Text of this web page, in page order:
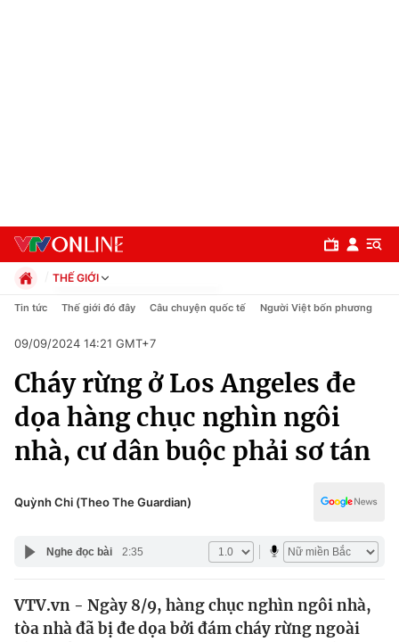
Chuyên mục
Chính trị
Xã hội
Pháp luật
Y tế
Thế giới
THẾ GIỚI
Chính trị
Pháp luật
Kinh tế
Thể thao
Truyền hình
Văn hóa - Giải trí
Y tế
Công nghệ
Tin tức Thế giới đó đây Câu chuyện quốc tế Người Việt bốn phương
09/09/2024 14:21 GMT+7
Cháy rừng ở Los Angeles đe
dọa hàng chục nghìn ngôi
nhà, cư dân buộc phải sơ tán
Quỳnh Chi (Theo The Guardian)
Nghe đọc bài 2:35
VTV.vn - Ngày 8/9, hàng chục nghìn ngôi nhà,
tòa nhà đã bị đe dọa bởi đám cháy rừng ngoài